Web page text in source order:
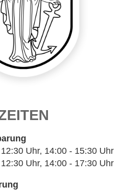
Uhr, 14:00 - 15:30 Uhr
Uhr, 14:00 - 17:30 Uhr